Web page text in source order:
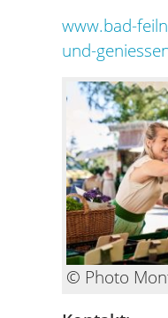
www.bad-
und-
© Photo